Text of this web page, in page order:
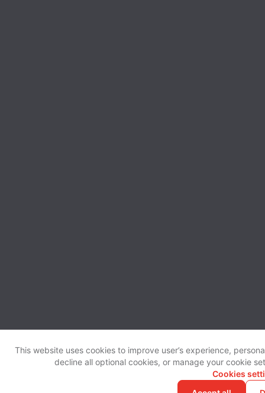
This website uses cookies to improve user’s experience,
decline all optional cookies, or manage your cookie
Cookies